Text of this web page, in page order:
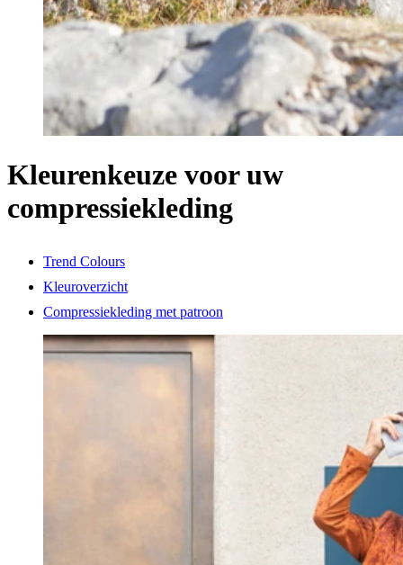
Kleurenkeuze voor uw
compressiekleding
Trend Colours
Kleuroverzicht
Compressiekleding met patroon